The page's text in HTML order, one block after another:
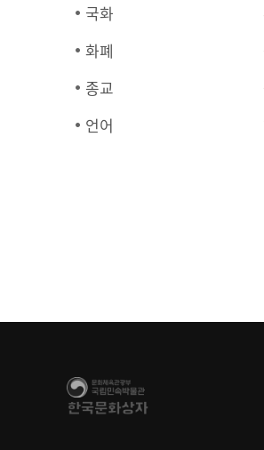
국화
화폐
종교
언어